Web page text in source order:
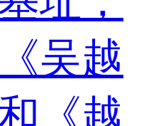
吴越
《越